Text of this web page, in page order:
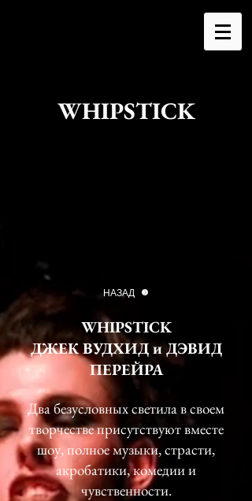
WHIPSTICK
НАЗАД
WHIPSTICK
ДЖЕК ВУДХИД и ДЭВИД
ПЕРЕЙРА
Два безусловных светила в своем
творчестве присутствуют вместе
шоу, полное музыки, страсти,
акробатики, комедии и
чувственности.